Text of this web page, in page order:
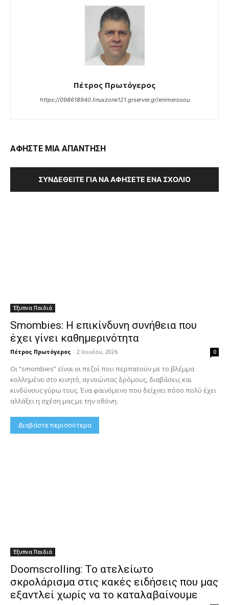
Πέτρος Πρωτόγερος
https://098618940.linuxzone121.grserver.gr/enimerosou
ΑΦΗΣΤΕ ΜΙΑ ΑΠΑΝΤΗΣΗ
ΣΥΝΔΕΘΕΊΤΕ ΓΙΑ ΝΑ ΑΦΉΣΕΤΕ ΈΝΑ ΣΧΌΛΙΟ
Έξυπνα Παιδιά
Smombies: Η επικίνδυνη συνήθεια που
έχει γίνει καθημερινότητα
Πέτρος Πρωτόγερος - 2 Ιουνίου, 2026 0
Οι “smombies” είναι οι πεζοί που περπατούν με το βλέμμα
κολλημένο στο κινητό, αγνοώντας δρόμους, διαβάσεις και
κινδύνους γύρω τους. Ένα φαινόμενο που δείχνει πόσο πολύ έχει
αλλάξει η σχέση μας με την οθόνη.
Διαβάστε περισσότερα
Έξυπνα Παιδιά
Doomscrolling: Το ατελείωτο
σκρολάρισμα στις κακές ειδήσεις που μας
εξαντλεί χωρίς να το καταλαβαίνουμε